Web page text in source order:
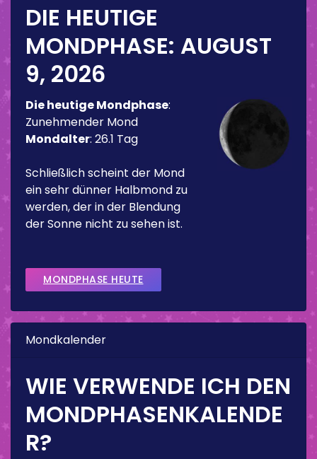
DIE HEUTIGE
MONDPHASE: AUGUST
9, 2026
Die heutige Mondphase:
Zunehmender Mond
Mondalter: 26.1 Tag
Schließlich scheint der Mond
ein sehr dünner Halbmond zu
werden, der in der Blendung
der Sonne nicht zu sehen ist.
MONDPHASE HEUTE
Mondkalender
WIE VERWENDE ICH DEN
MONDPHASENKALENDE
R?